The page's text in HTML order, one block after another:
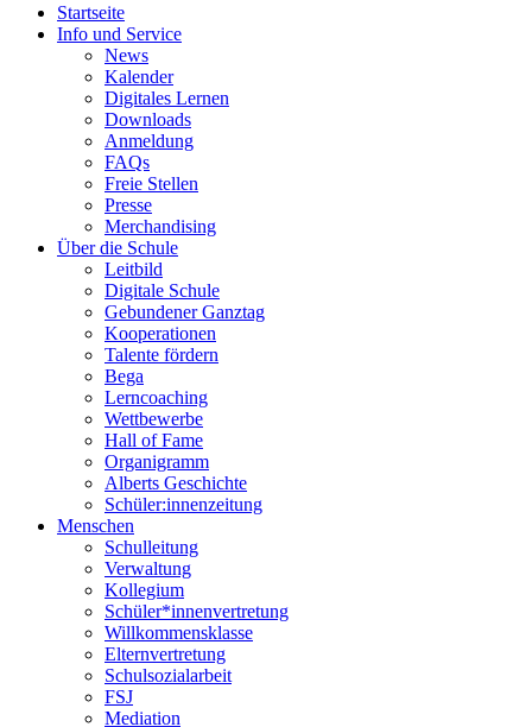
Startseite
Info und Service
News
Kalender
Digitales Lernen
Downloads
Anmeldung
FAQs
Freie Stellen
Presse
Merchandising
Über die Schule
Leitbild
Digitale Schule
Gebundener Ganztag
Kooperationen
Talente fördern
Bega
Lerncoaching
Wettbewerbe
Hall of Fame
Organigramm
Alberts Geschichte
Schüler:innenzeitung
Menschen
Schulleitung
Verwaltung
Kollegium
Schüler*innenvertretung
Willkommensklasse
Elternvertretung
Schulsozialarbeit
FSJ
Mediation